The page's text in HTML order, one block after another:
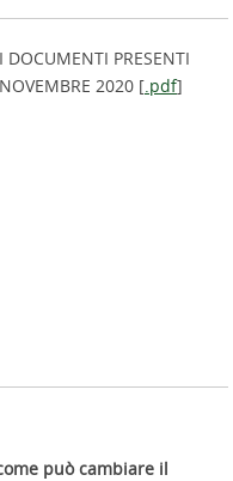
PRESENTI
2020 [ .pdf]
può cambiare il